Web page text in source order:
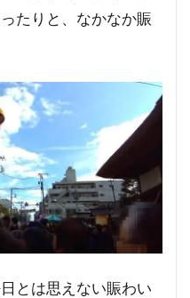
たりと、なかなか賑
とは思えない賑わい